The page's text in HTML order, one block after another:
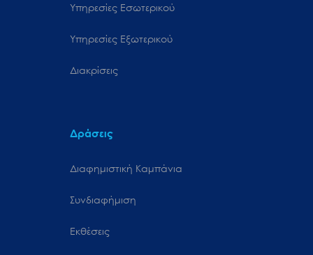
Υπηρεσίες Εσωτερικού
Υπηρεσίες Εξωτερικού
Διακρίσεις
Δράσεις
Διαφημιστική Καμπάνια
Συνδιαφήμιση
Εκθέσεις